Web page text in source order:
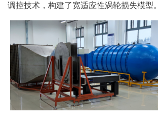
调控技术，构建了宽适应性涡轮损失模型。